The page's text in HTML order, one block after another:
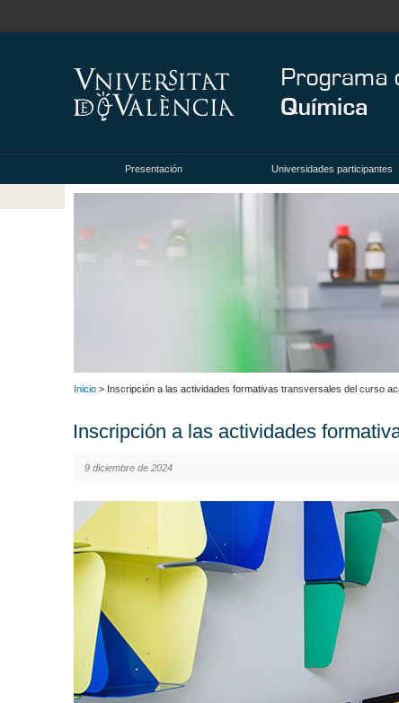
Presentación Universidades participantes
Inicio > Inscripción a las actividades formativas transversales del curso
Inscripción a las actividades
9 diciembre de 2024